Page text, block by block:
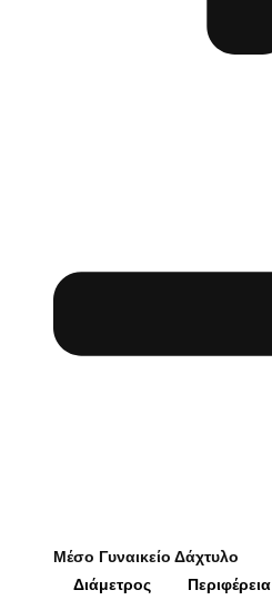
Μέσο Γυναικείο Δάχτυλο
Διάμετρος
Περιφέρεια